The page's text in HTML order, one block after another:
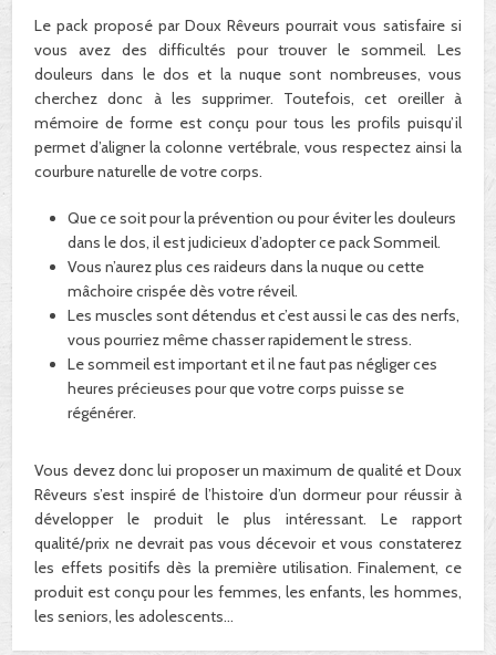
Le pack proposé par Doux Rêveurs pourrait vous satisfaire si
vous avez des difficultés pour trouver le sommeil. Les
douleurs dans le dos et la nuque sont nombreuses, vous
cherchez donc à les supprimer. Toutefois, cet oreiller à
mémoire de forme est conçu pour tous les profils puisqu’il
permet d’aligner la colonne vertébrale, vous respectez ainsi la
courbure naturelle de votre corps.
Que ce soit pour la prévention ou pour éviter les douleurs
dans le dos, il est judicieux d’adopter ce pack Sommeil.
Vous n’aurez plus ces raideurs dans la nuque ou cette
mâchoire crispée dès votre réveil.
Les muscles sont détendus et c’est aussi le cas des nerfs,
vous pourriez même chasser rapidement le stress.
Le sommeil est important et il ne faut pas négliger ces
heures précieuses pour que votre corps puisse se
régénérer.
Vous devez donc lui proposer un maximum de qualité et Doux
Rêveurs s’est inspiré de l’histoire d’un dormeur pour réussir à
développer le produit le plus intéressant. Le rapport
qualité/prix ne devrait pas vous décevoir et vous constaterez
les effets positifs dès la première utilisation. Finalement, ce
produit est conçu pour les femmes, les enfants, les hommes,
les seniors, les adolescents…